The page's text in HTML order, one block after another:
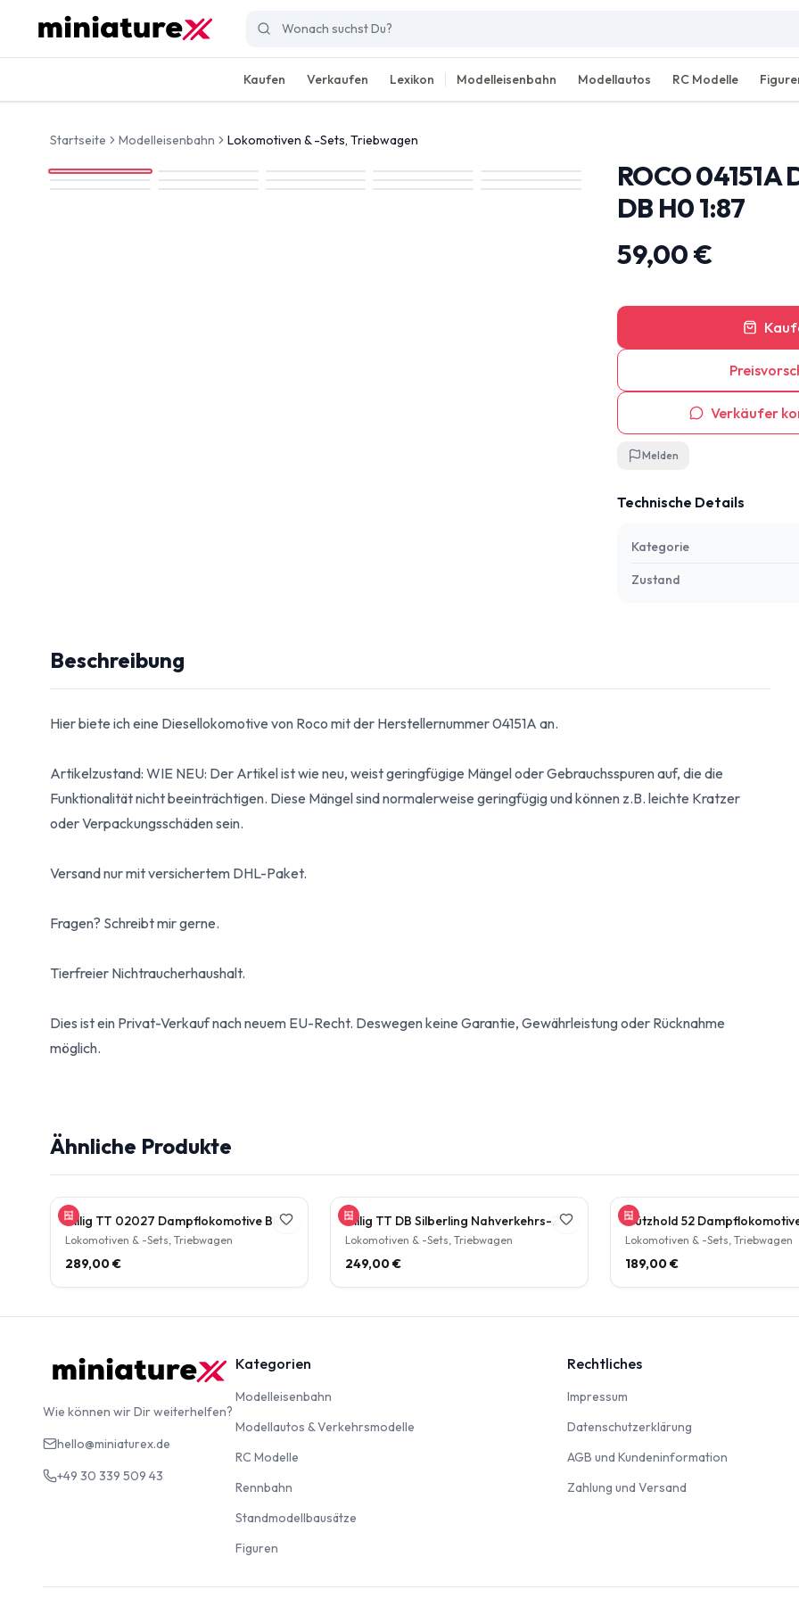
Kaufen Verkaufen Lexikon Modelleisenbahn Modellautos RC Modelle
Startseite Modelleisenbahn Lokomotiven & -Sets, Triebwagen
ROCO 04151A
DB H0 1:87
59,00 €
Verkäufer
Melden
Technische Details
Kategorie
Zustand
Beschreibung
Hier biete ich eine Diesellokomotive von Roco mit der Herstellernummer 04151A an.
Artikelzustand: WIE NEU: Der Artikel ist wie neu, weist geringfügige Mängel oder Gebrauchsspuren auf, die die
Funktionalität nicht beeinträchtigen. Diese Mängel sind normalerweise geringfügig und können z.B. leichte Kratzer
oder Verpackungsschäden sein.
Versand nur mit versichertem DHL-Paket.
Fragen? Schreibt mir gerne.
Tierfreier Nichtraucherhaushalt.
Dies ist ein Privat-Verkauf nach neuem EU-Recht. Deswegen keine Garantie, Gewährleistung oder Rücknahme
möglich.
Ähnliche Produkte
Tillig TT 02027 Dampflokomotive BR 38.10 der DB Epoche III Personenzuglok Schlepptender rarität
Lokomotiven & -Sets, Triebwagen
289,00 €
Tillig TT DB Silberling Nahverkehrs-Zugset 4-teilig Steuerwagen Hasenkasten Köln HBF Epoche IV rarität
Lokomotiven & -Sets, Triebwagen
249,00 €
Lokomotiven & -Sets, Triebwagen
189,00 €
Wie können wir Dir weiterhelfen?
hello@miniaturex.de
+49 30 339 509 43
Kategorien
Modelleisenbahn
Modellautos & Verkehrsmodelle Modellautos & Verkehrsmodelle
RC Modelle
Rennbahn
Standmodellbausätze
Figuren
Rechtliches
ImpressumImpressum
Datenschutzerklärung
AGB und KundeninformationAGB und
Zahlung und VersandZahlung und Versand